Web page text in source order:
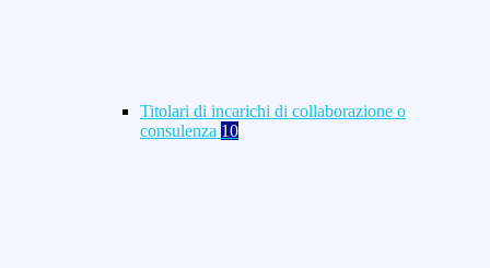
Titolari di incarichi di collaborazione o
consulenza 10